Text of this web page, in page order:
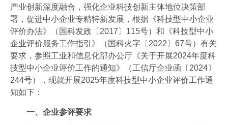
电子竞技官网·（中国）官方网站
加入我们
产业创新深度融合，强化企业科技创新主体地位决策部
署，促进中小企业专精特新发展，根据《科技型中小企业
评价办法》（国科发政〔2017〕115号）和《科技型中小
企业评价服务工作指引》（国科火字〔2022〕67号）有关
要求，参照工业和信息化部办公厅《关于开展2024年度科
技型中小企业评价工作的通知》（工信厅企业函〔2024〕
244号），现就开展2025年度科技型中小企业评价工作通
知如下：
一、企业参评要求